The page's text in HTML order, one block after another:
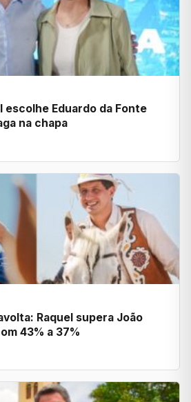
escolhe Eduardo da Fonte
na chapa
Raquel supera João
43% a 37%